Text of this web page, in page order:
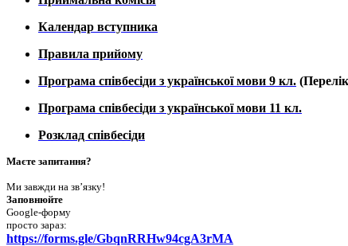
Календар вступника
Правила прийому
Програма співбесіди з української мови 9 кл.
Програма співбесіди з української мови 11 кл.
Розклад співбесіди
Маєте запитання?
Ми завжди на зв’язку!
Заповнюйте
Google-форму
просто зараз:
https://forms.gle/GbqnRRHw94cgA3rMA